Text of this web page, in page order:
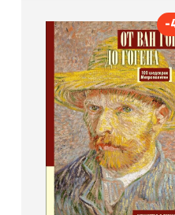
-
От Ван Гога до Гогена.
шедевров
Автор
Мария
Издательство
В корзину